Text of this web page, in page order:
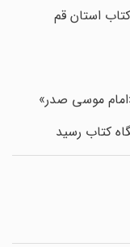
موسی صدر»
رسید